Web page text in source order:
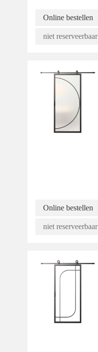
Online bestellen
niet reserveerbaar
Online bestellen
niet reserveerbaar